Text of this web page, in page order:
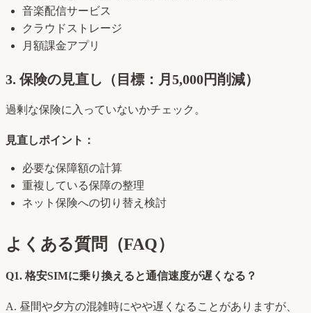
音楽配信サービス
クラウドストレージ
月額課金アプリ
3. 保険の見直し（目標：月5,000円削減）
過剰な保険に入っていないかチェック。
見直しポイント：
必要な保障額の計算
重複している保障の整理
ネット保険への切り替え検討
よくある質問（FAQ）
Q1. 格安SIMに乗り換えると通信速度が遅くなる？
A. 昼間や夕方の混雑時にやや遅くなることがありますが、